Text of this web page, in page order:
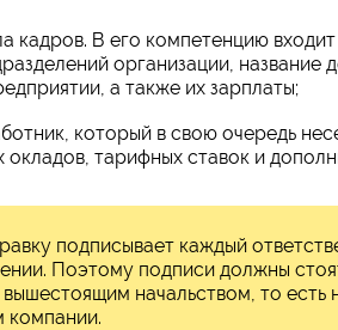
кадров. В его компетенцию
организации,
а также их зарплаты;
который в свою очередь
тарифных ставок и
подписывает каждый
Поэтому подписи должны
начальством, то есть
компании.